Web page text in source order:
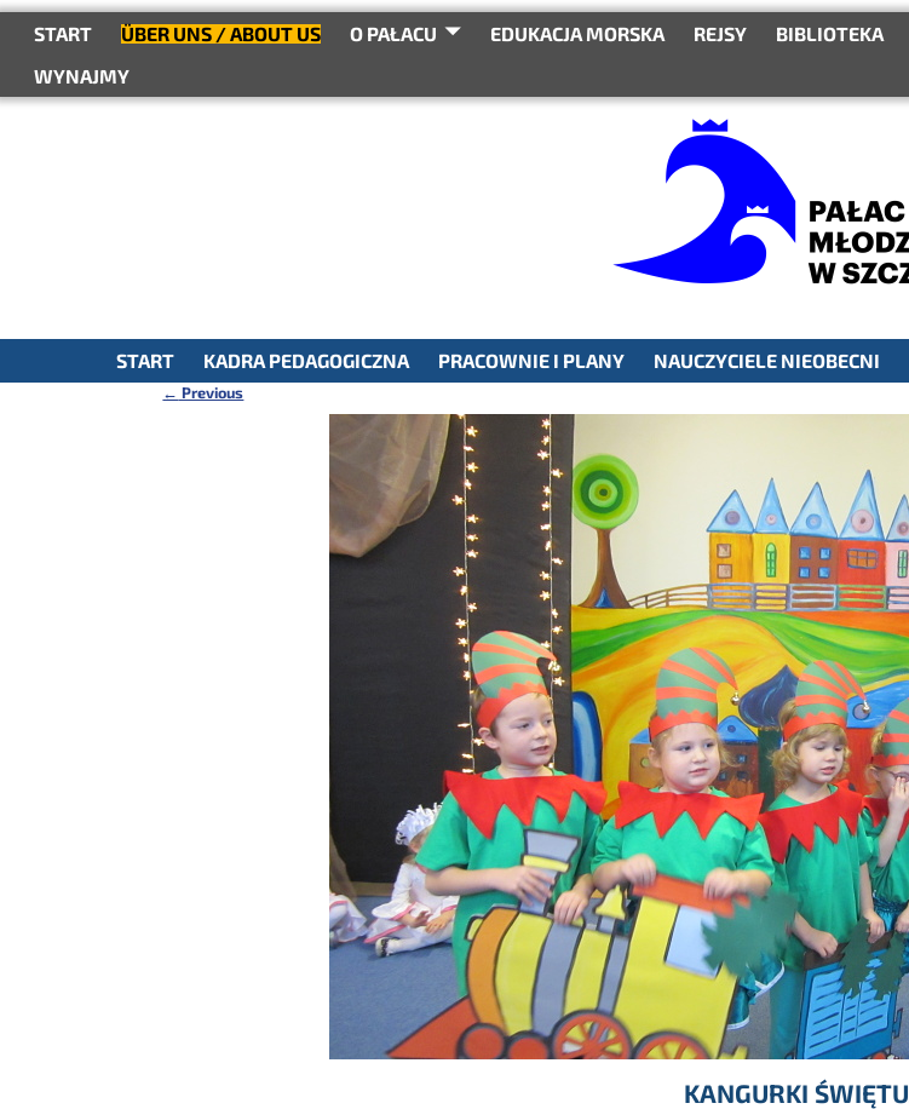
treściSTART ÜBER UNS / ABOUT US O PAŁACU EDUKACJA MORSKA REJSY BIBLIOTEKA
WYNAJMY
START
KADRA PEDAGOGICZNA PRACOWNIE I PLANY NAUCZYCIELE NIEOBECNI
← Previous
KANGURKI